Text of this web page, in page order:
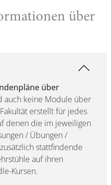
über
über
auch keine Module über
erstellt für jedes
denen die im jeweiligen
/ Übungen /
stattfindende
auf ihren
Kursen.